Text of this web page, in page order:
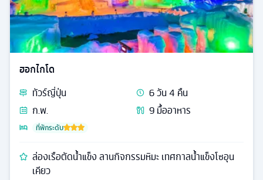
ฮอกไกโด
ทัวร์ญี่ปุ่น 6วัน4 คืน
ก.พ.
9มื้ออาหาร
ที่พักระดับ
ล่องเรือตัดน้ำแข็ง ลานกิจกรรมหิมะ เทศกาลน้ำแข็งโซอุน
เคียว